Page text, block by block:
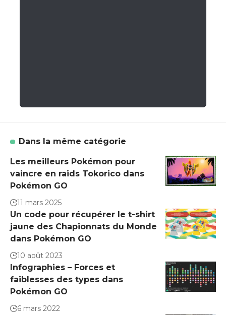
Dans la même catégorie
Les meilleurs Pokémon pour
vaincre en raids Tokorico dans
Pokémon GO
11 mars 2025
Un code pour récupérer le t-shirt
jaune des Chapionnats du Monde
dans Pokémon GO
10 août 2023
Infographies – Forces et
faiblesses des types dans
Pokémon GO
6 mars 2022